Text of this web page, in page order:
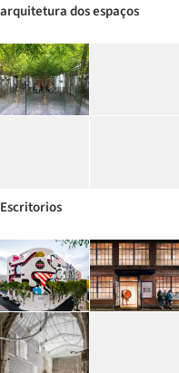
arquitetura dos espaços
Escritorios